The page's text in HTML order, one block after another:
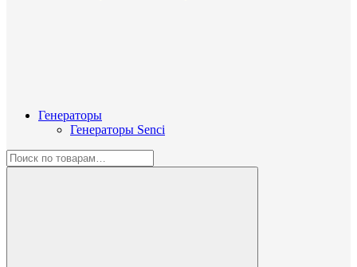
Генераторы
Генераторы Senci